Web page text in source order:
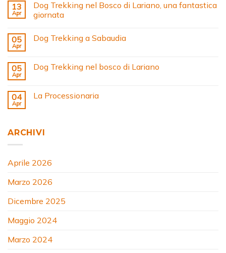
13
Apr
Dog Trekking nel Bosco di Lariano, una fantastica
giornata
05
Apr
Dog Trekking a Sabaudia
05
Apr
Dog Trekking nel bosco di Lariano
04
Apr
La Processionaria
ARCHIVI
Aprile 2026
Marzo 2026
Dicembre 2025
Maggio 2024
Marzo 2024